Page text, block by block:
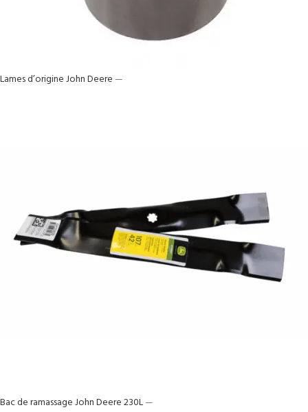
Lames d’origine John Deere—
Bac de ramassage John Deere 230L—